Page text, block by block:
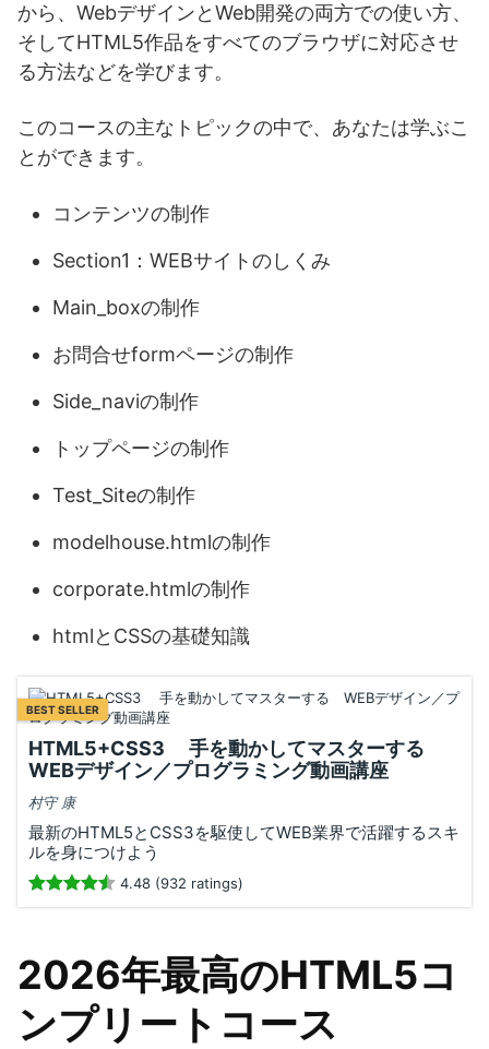
から、WebデザインとWeb開発の両方での使い方、
そしてHTML5作品をすべてのブラウザに対応させ
る方法などを学びます。
このコースの主なトピックの中で、あなたは学ぶこ
とができます。
コンテンツの制作
Section1：WEBサイトのしくみ
Main_boxの制作
お問合せformページの制作
Side_naviの制作
トップページの制作
Test_Siteの制作
modelhouse.htmlの制作
corporate.htmlの制作
htmlとCSSの基礎知識
BEST SELLER
HTML5+CSS3 手を動かしてマスターする
WEBデザイン／プログラミング動画講座
村守 康
最新のHTML5とCSS3を駆使してWEB業界で活躍するスキ
ルを身につけよう
4.48 (932 ratings)
2026年最高のHTML5コ
ンプリートコース